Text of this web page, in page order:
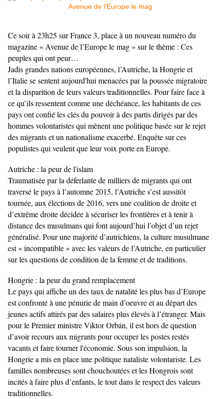
Ce soir à 23h25 sur France 3, place à un nouveau numéro du
magazine « Avenue de l’Europe le mag » sur le thème : Ces
peuples qui ont peur…
Jadis grandes nations européennes, l’Autriche, la Hongrie et
l’Italie se sentent aujourd'hui menacées par la poussée migratoire
et la disparition de leurs valeurs traditionnelles. Pour faire face à
ce qu’ils ressentent comme une déchéance, les habitants de ces
pays ont confié les clés du pouvoir à des partis dirigés par des
hommes volontaristes qui mènent une politique basée sur le rejet
des migrants et un nationalisme exacerbé. Enquête sur ces
populistes qui veulent que leur voix porte en Europe.
Autriche : la peur de l'islam
Traumatisée par la déferlante de milliers de migrants qui ont
traversé le pays à l’automne 2015, l’Autriche s’est aussitôt
tournée, aux élections de 2016, vers une coalition de droite et
d’extrême droite décidée à sécuriser les frontières et à tenir à
distance des musulmans qui font aujourd’hui l’objet d’un rejet
généralisé. Pour une majorité d’autrichiens, la culture musulmane
est « incompatible » avec les valeurs de l’Autriche, en particulier
sur les questions de condition de la femme et de traditions.
Hongrie : la peur du grand remplacement
Le pays qui affiche un des taux de natalité les plus bas d’Europe
est confronté à une pénurie de main d’oeuvre et au départ des
jeunes actifs attirés par des salaires plus élevés à l’étranger. Mais
pour le Premier ministre Viktor Orbán, il est hors de question
d’avoir recours aux migrants pour occuper les postes restés
vacants et faire tourner l'économie. Sous son impulsion, la
Hongrie a mis en place une politique nataliste volontariste. Les
familles nombreuses sont chouchoutées et les Hongrois sont
incités à faire plus d’enfants, le tout dans le respect des valeurs
traditionnelles.